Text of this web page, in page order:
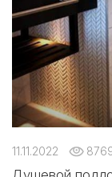
11.11.2022